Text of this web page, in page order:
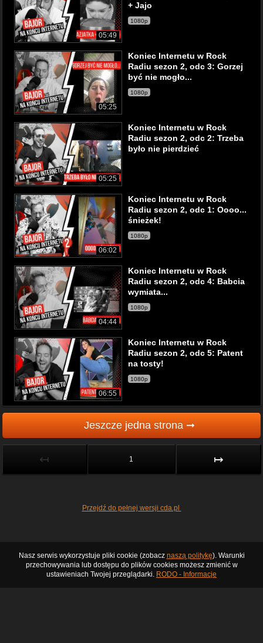
05:49
+ Jajo
1080p
05:25
Koniec Internetu w Rock
Radiu sezon 2, odc 3: Gorzej
być nie mogło...
1080p
05:25
Koniec Internetu w Rock
Radiu sezon 2, odc 2: Trzeba
było nie pierdzieć
06:02
Koniec Internetu w Rock
Radiu sezon 2, odc 1: Oooo...
śnieżek!
1080p
04:44
Koniec Internetu w Rock
Radiu sezon 2, odc 4: Babcia
wymiata...
1080p
06:55
Koniec Internetu w Rock
Radiu sezon 2, odc 5: Patent
na tosty!
1080p
Jeszcze jedna strona ➞
↤ 1 ↦
Przejdź do pełnej wersji cda.pl
Nasz serwis wykorzystuje pliki cookie (zobacz naszą politykę). Warunki
przechowywania lub dostępu do plików cookies możesz zmienić w
ustawieniach Twojej przeglądarki. RODO - Informacje